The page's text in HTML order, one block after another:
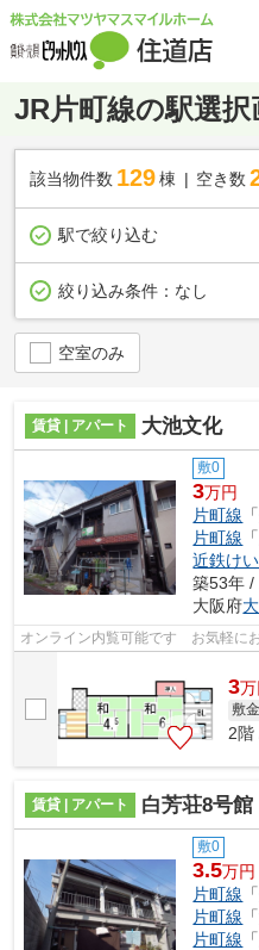
JR片町線の駅選択
該当物件数 129棟 空き数
駅で絞り込む
絞り込み条件： なし
空室のみ
賃貸 | アパート 大池文化
敷0
3万円
片町線 「
片町線 「
近鉄け
築53年 /
大阪府
オンライン内覧可能です お気軽に
3万
敷金
2階
賃貸 | アパート 白芳荘8号館
敷0
3.5万円
片町線 「
片町線 「
片町線 「